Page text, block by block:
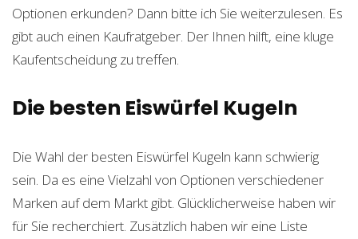
Optionen erkunden? Dann bitte ich Sie weiterzulesen. Es
gibt auch einen Kaufratgeber. Der Ihnen hilft, eine kluge
Kaufentscheidung zu treffen.
Die besten Eiswürfel Kugeln
Die Wahl der besten Eiswürfel Kugeln kann schwierig
sein. Da es eine Vielzahl von Optionen verschiedener
Marken auf dem Markt gibt. Glücklicherweise haben wir
für Sie recherchiert. Zusätzlich haben wir eine Liste